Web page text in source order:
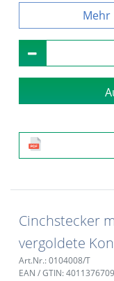
Cinchstecker
vergoldete
Art.Nr.: 0104008/T
EAN / GTIN: